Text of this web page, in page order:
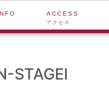
ACCESS
アクセス
STAGEⅠ